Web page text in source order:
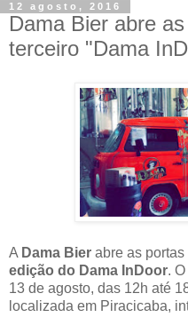
12 agosto, 2016
Dama Bier abre
terceiro "Dama
A Dama Bier abre as
edição do Dama InDoor.
13 de agosto, das 12h até
localizada em Piracicaba,